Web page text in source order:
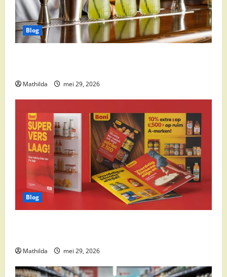
Blog
Mathilda mei 29, 2026
Blog
Mathilda mei 29, 2026